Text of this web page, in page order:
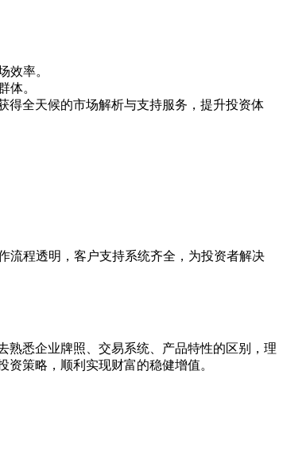
效率。
体。
得全天候的市场解析与支持服务，提升投资体
流程透明，客户支持系统齐全，为投资者解决
熟悉企业牌照、交易系统、产品特性的区别，理
策略，顺利实现财富的稳健增值。